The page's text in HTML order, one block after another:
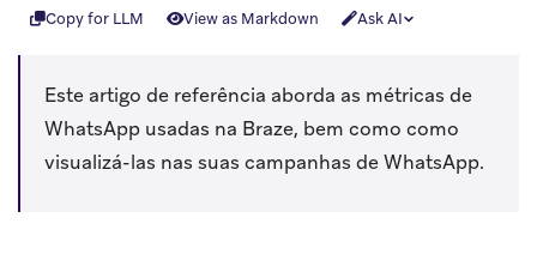
Copy for LLM View as Markdown Ask AI
Este artigo de referência aborda as métricas de
WhatsApp usadas na Braze, bem como como
visualizá-las nas suas campanhas de WhatsApp.